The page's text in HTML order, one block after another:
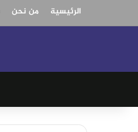
الرئيسية من نحن